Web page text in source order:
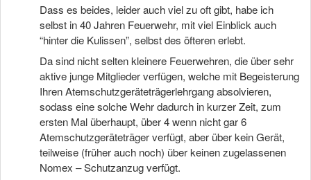
Dass es beides, leider auch viel zu oft gibt, habe ich
selbst in 40 Jahren Feuerwehr, mit viel Einblick auch
“hinter die Kulissen”, selbst des öfteren erlebt.
Da sind nicht selten kleinere Feuerwehren, die über sehr
aktive junge Mitglieder verfügen, welche mit Begeisterung
Ihren Atemschutzgeräteträgerlehrgang absolvieren,
sodass eine solche Wehr dadurch in kurzer Zeit, zum
ersten Mal überhaupt, über 4 wenn nicht gar 6
Atemschutzgeräteträger verfügt, aber über kein Gerät,
teilweise (früher auch noch) über keinen zugelassenen
Nomex – Schutzanzug verfügt.